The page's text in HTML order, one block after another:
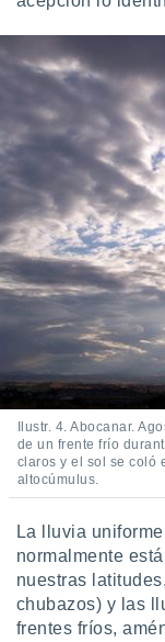
Ilustr. 4. Abocanar.
de un frente frío
claros y el sol se coló
altocúmulus.
La lluvia
normalmente
nuestras
chubazos) y las
frentes fríos,